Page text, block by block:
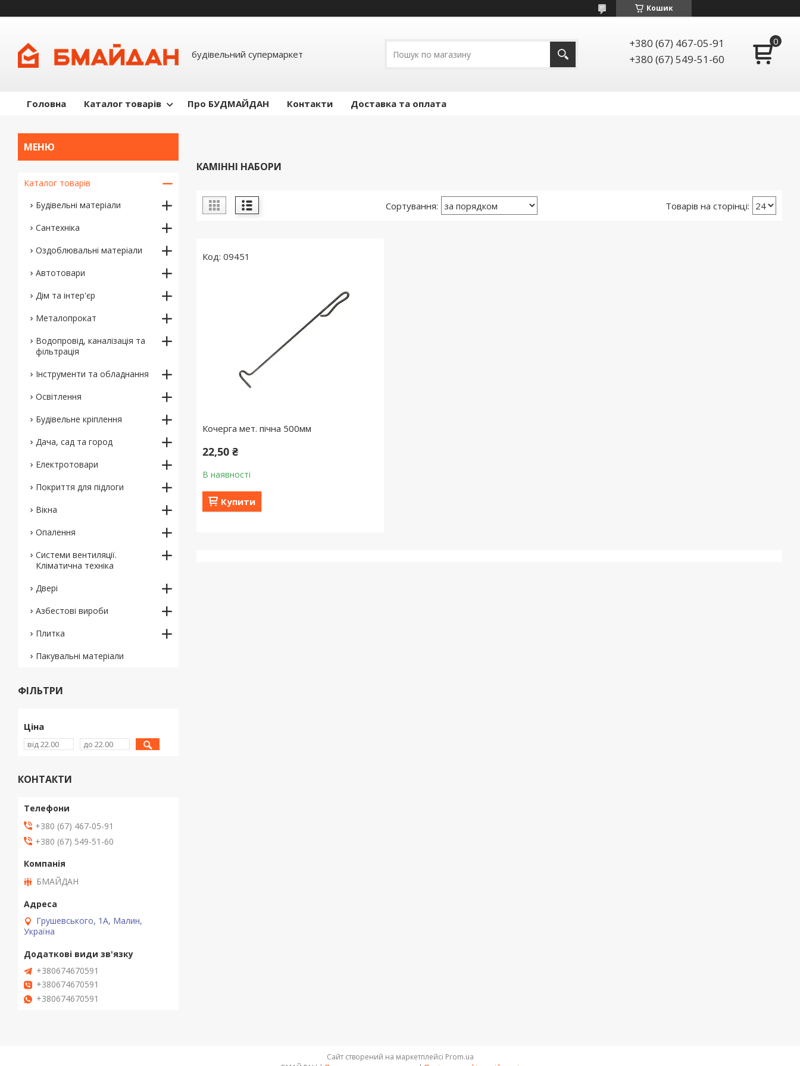
Кошик
будівельний супермаркет
+380 (67) 467-05-91
+380 (67) 549-51-60
Головна Каталог товарів Про БУДМАЙДАН Контакти Доставка та оплата
КАМІННІ НАБОРИ
09451
Кочерга мет. пічна 500мм
22,50 ₴
В наявності
Купити
Каталог товарів
Будівельні матеріали
Сантехніка
Оздоблювальні матеріали
Автотовари
Дім та інтер'єр
Металопрокат
Водопровід, каналізація та
фільтрація
Інструменти та обладнання
Освітлення
Будівельне кріплення
Дача, сад та город
Електротовари
Покриття для підлоги
Вікна
Опалення
Системи вентиляції.
Кліматична техніка
Двері
Азбестові вироби
Плитка
Пакувальні матеріали
ФІЛЬТРИ
Ціна
КОНТАКТИ
+380 (67) 467-05-91
+380 (67) 549-51-60
БМАЙДАН
Грушевського, 1А, Малин,
Україна
+380674670591
+380674670591
+380674670591
Сайт створений на маркетплейсі Prom.ua